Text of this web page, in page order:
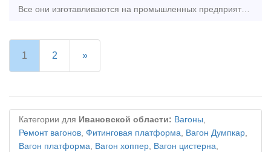
Все они изготавливаются на промышленных предприятиях в больших количествах, в строгом соответствии с действующими на территории РФ государственными стандартами и техническими условиями. Рельсо
1 2 »
Категории для Ивановской области: Вагоны,
Ремонт вагонов, Фитинговая платформа, Вагон Думпкар,
Вагон платформа, Вагон хоппер, Вагон цистерна,